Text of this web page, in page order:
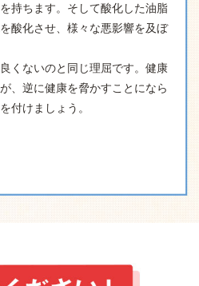
持ちます。そして酸化した油脂
酸化させ、様々な悪影響を及ぼ
くないのと同じ理屈です。健康
、逆に健康を脅かすことになら
付けましょう。